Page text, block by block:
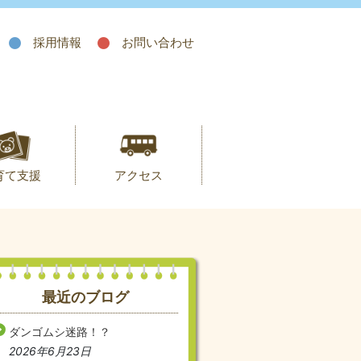
採用情報 お問い合わせ
て支援 アクセス
最近のブログ
ダンゴムシ迷路！？
2026年6月23日